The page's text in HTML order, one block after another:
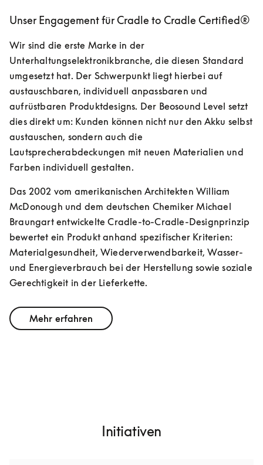
Unser Engagement für Cradle to Cradle Certified®
Wir sind die erste Marke in der
Unterhaltungselektronikbranche, die diesen Standard
umgesetzt hat. Der Schwerpunkt liegt hierbei auf
austauschbaren, individuell anpassbaren und
aufrüstbaren Produktdesigns. Der Beosound Level setzt
dies direkt um: Kunden können nicht nur den Akku selbst
austauschen, sondern auch die
Lautsprecherabdeckungen mit neuen Materialien und
Farben individuell gestalten.
Das 2002 vom amerikanischen Architekten William
McDonough und dem deutschen Chemiker Michael
Braungart entwickelte Cradle-to-Cradle-Designprinzip
bewertet ein Produkt anhand spezifischer Kriterien:
Materialgesundheit, Wiederverwendbarkeit, Wasser-
und Energieverbrauch bei der Herstellung sowie soziale
Gerechtigkeit in der Lieferkette.
Mehr erfahren
Initiativen